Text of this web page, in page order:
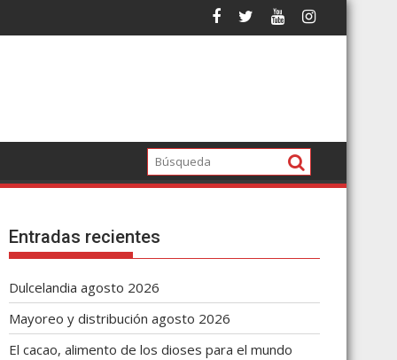
Entradas recientes
Dulcelandia agosto 2026
Mayoreo y distribución agosto 2026
El cacao, alimento de los dioses para el mundo